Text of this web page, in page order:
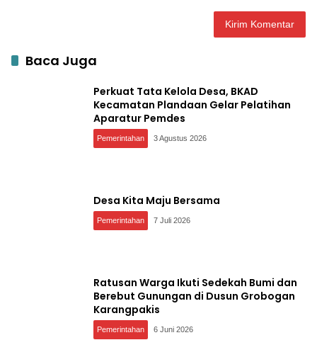
Baca Juga
Perkuat Tata Kelola Desa, BKAD
Kecamatan Plandaan Gelar Pelatihan
Aparatur Pemdes
Pemerintahan 3 Agustus 2026
Desa Kita Maju Bersama
Pemerintahan 7 Juli 2026
Ratusan Warga Ikuti Sedekah Bumi dan
Berebut Gunungan di Dusun Grobogan
Karangpakis
Pemerintahan 6 Juni 2026